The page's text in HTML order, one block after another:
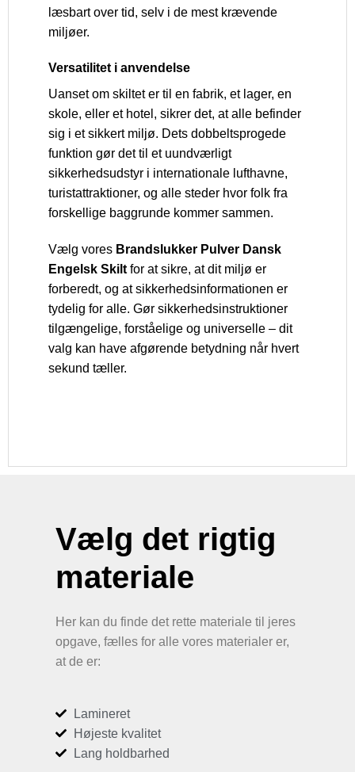
læsbart over tid, selv i de mest krævende
miljøer.
Versatilitet i anvendelse
Uanset om skiltet er til en fabrik, et lager, en
skole, eller et hotel, sikrer det, at alle befinder
sig i et sikkert miljø. Dets dobbeltsprogede
funktion gør det til et uundværligt
sikkerhedsudstyr i internationale lufthavne,
turistattraktioner, og alle steder hvor folk fra
forskellige baggrunde kommer sammen.
Vælg vores Brandslukker Pulver Dansk
Engelsk Skilt for at sikre, at dit miljø er
forberedt, og at sikkerhedsinformationen er
tydelig for alle. Gør sikkerhedsinstruktioner
tilgængelige, forståelige og universelle – dit
valg kan have afgørende betydning når hvert
sekund tæller.
Vælg det rigtig
materiale
Her kan du finde det rette materiale til jeres
opgave, fælles for alle vores materialer er,
at de er:
Lamineret
Højeste kvalitet
Lang holdbarhed